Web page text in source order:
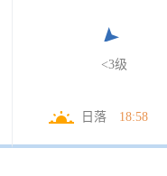
<3级
日落 18:58